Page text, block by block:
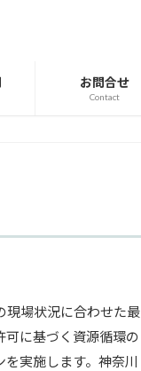
お問合せ
Contact
現場状況に合わせた最
可に基づく資源循環の
実施します。神奈川